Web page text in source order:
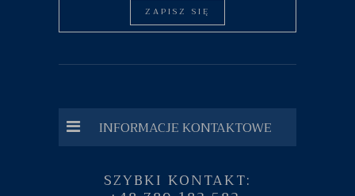
ZAPISZ SIĘ
INFORMACJE KONTAKTOWE
SZYBKI KONTAKT: